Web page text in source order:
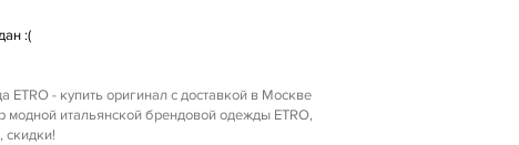
:(
ETRO - купить оригинал с доставкой в Москве
итальянской брендовой одежды ETRO,
скидки!